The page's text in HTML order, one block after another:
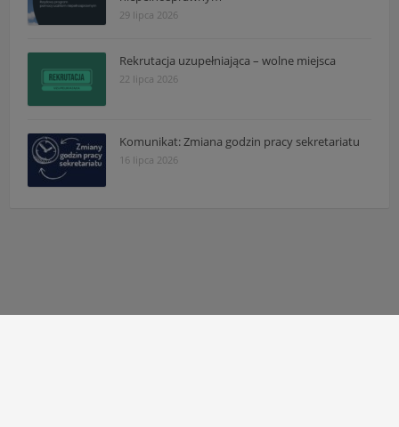
29 lipca 2026
Rekrutacja uzupełniająca – wolne miejsca
22 lipca 2026
Komunikat: Zmiana godzin pracy sekretariatu
16 lipca 2026